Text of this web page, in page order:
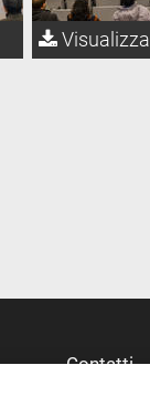
Visualizza
Contatti